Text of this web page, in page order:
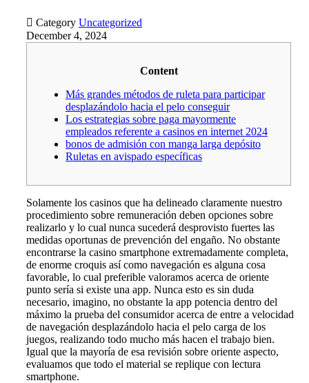
 Category Uncategorized
December 4, 2024
Content
Más grandes métodos de ruleta para participar
desplazándolo hacia el pelo conseguir
Los estrategias sobre paga mayormente
empleados referente a casinos en internet 2024
bonos de admisión con manga larga depósito
Ruletas en avispado específicas
Solamente los casinos que ha delineado claramente nuestro
procedimiento sobre remuneración deben opciones sobre
realizarlo y lo cual nunca sucederá desprovisto fuertes las
medidas oportunas de prevención del engaño. No obstante
encontrarse la casino smartphone extremadamente completa,
de enorme croquis así­ como navegación es alguna cosa
favorable, lo cual preferible valoramos acerca de oriente
punto serí­a si existe una app. Nunca esto es sin duda
necesario, imagino, no obstante la app potencia dentro del
máximo la prueba del consumidor acerca de entre a velocidad
de navegación desplazándolo hacia el pelo carga de los
juegos, realizando todo mucho más hacen el trabajo bien.
Igual que la mayoría de esa revisión sobre oriente aspecto,
evaluamos que todo el material se replique con lectura
smartphone.